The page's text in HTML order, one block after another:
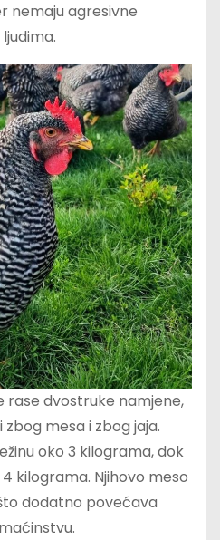
nemaju agresivne
rase dvostruke namjene,
mesa i zbog jaja.
oko 3 kilograma, dok
kilograma. Njihovo meso
dodatno povećava